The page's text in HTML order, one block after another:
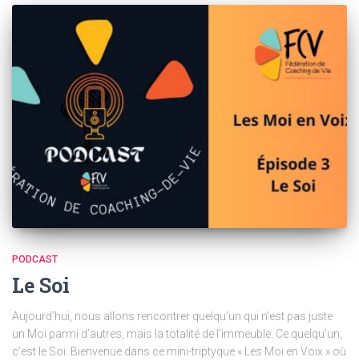
PODCAST
Le Soi
Aujourd’hui, nous allons rencontrer quelqu’un qui n’est pas juste
un Moi parmi d’autres, mais la totalité de l’immeuble. Ce quelqu’un,
c’est le Soi. Bienvenue dans ce mini-triptyque « Les Moi en Voix » où